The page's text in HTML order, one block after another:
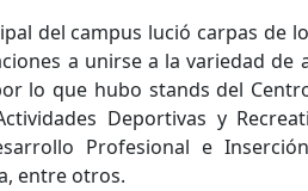
del campus lució carpas de
a unirse a la variedad de
lo que hubo stands del
Deportivas y
Profesional e
entre otros.